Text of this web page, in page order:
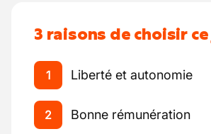
3 raisons de choisir
1 Liberté et autonomie
2 Bonne rémunération